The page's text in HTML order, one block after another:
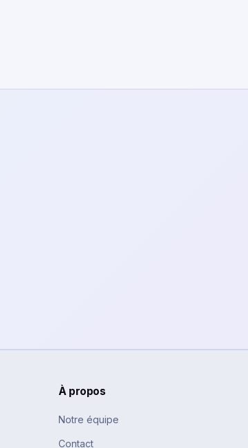
À propos
Notre équipe
Contact